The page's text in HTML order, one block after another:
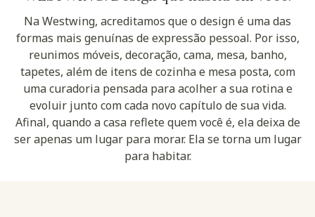
Na Westwing, acreditamos que o design é uma das
formas mais genuínas de expressão pessoal. Por isso,
reunimos móveis, decoração, cama, mesa, banho,
tapetes, além de itens de cozinha e mesa posta, com
uma curadoria pensada para acolher a sua rotina e
evoluir junto com cada novo capítulo de sua vida.
Afinal, quando a casa reflete quem você é, ela deixa de
ser apenas um lugar para morar. Ela se torna um lugar
para habitar.